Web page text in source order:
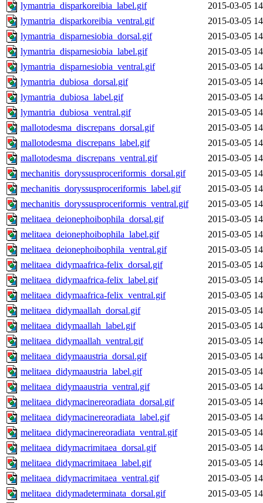
lymantria_disparkoreibia_label.gif
2015-03-05
lymantria_disparkoreibia_ventral.gif
2015-03-05
lymantria_disparnesiobia_dorsal.gif
2015-03-05
lymantria_disparnesiobia_label.gif
2015-03-05
lymantria_disparnesiobia_ventral.gif
2015-03-05
lymantria_dubiosa_dorsal.gif
2015-03-05
lymantria_dubiosa_label.gif
2015-03-05
lymantria_dubiosa_ventral.gif
2015-03-05
mallotodesma_discrepans_dorsal.gif
2015-03-05
mallotodesma_discrepans_label.gif
2015-03-05
mallotodesma_discrepans_ventral.gif
2015-03-05
mechanitis_doryssusproceriformis_dorsal.gif
2015-03-05
mechanitis_doryssusproceriformis_label.gif
2015-03-05
mechanitis_doryssusproceriformis_ventral.gif
2015-03-05
melitaea_deionephoibophila_dorsal.gif
2015-03-05
melitaea_deionephoibophila_label.gif
2015-03-05
melitaea_deionephoibophila_ventral.gif
2015-03-05
melitaea_didymaafrica-felix_dorsal.gif
2015-03-05
melitaea_didymaafrica-felix_label.gif
2015-03-05
melitaea_didymaafrica-felix_ventral.gif
2015-03-05
melitaea_didymaallah_dorsal.gif
2015-03-05
melitaea_didymaallah_label.gif
2015-03-05
melitaea_didymaallah_ventral.gif
2015-03-05
melitaea_didymaaustria_dorsal.gif
2015-03-05
melitaea_didymaaustria_label.gif
2015-03-05
melitaea_didymaaustria_ventral.gif
2015-03-05
melitaea_didymacinereoradiata_dorsal.gif
2015-03-05
melitaea_didymacinereoradiata_label.gif
2015-03-05
melitaea_didymacinereoradiata_ventral.gif
2015-03-05
melitaea_didymacrimitaea_dorsal.gif
2015-03-05
melitaea_didymacrimitaea_label.gif
2015-03-05
melitaea_didymacrimitaea_ventral.gif
2015-03-05
melitaea_didymadeterminata_dorsal.gif
2015-03-05